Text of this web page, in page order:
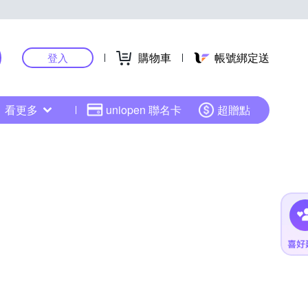
登入 購物車 帳號綁定送
看更多 uniopen 聯名卡 超贈點